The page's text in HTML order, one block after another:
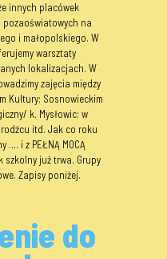
innych placówek
na
i małopolskiego. W
warsztaty
lokalizacjach. W
zajęcia między
Kultury; Sosnowieckim
k. Mysłowic; w
itd. Jak co roku
i z PEŁNĄ MOCĄ
szkolny już trwa. Grupy
Zapisy poniżej.
do